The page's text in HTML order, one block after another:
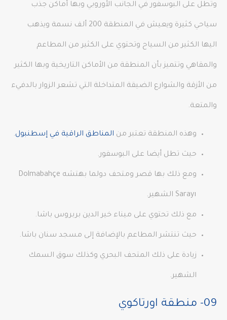
وتطل على البوسفور في الجانب الأوروبي وبها أماكن جذب
سياحي كثيرة ويعيش في المنطقة 200 ألف نسمة ويذهب
اليها الكثير من السياح وتحتوي على الكثير من المطاعم
والمقاهي وتتميز بأن المنطقة من الأماكن التاريخية وبها الكثير
من الأزقة والشوارع الضيقة المتداخلة التي تشعر الزوار بالدفيء
والمتعة.
وهذه المنطقة تعتبر من المناطق الراقية في إسطنبول.
حيث تطل أيضا على البوسفور.
ومع ذلك بها قصر ومتحف دولما بهتشه Dolmabahçe
Sarayı الشهير.
مع ذلك تحتوي على ميناء خير الدين بربروس باشا.
حيث تنتشر المطاعم بالإضافة إلى مسجد سنان باشا.
زيادة على ذلك المتحف البحري وكذلك سوق السمك
الشهير.
09- منطقة اورتاكوي